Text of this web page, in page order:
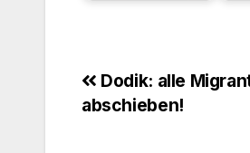
Dodik: alle
abschieben!